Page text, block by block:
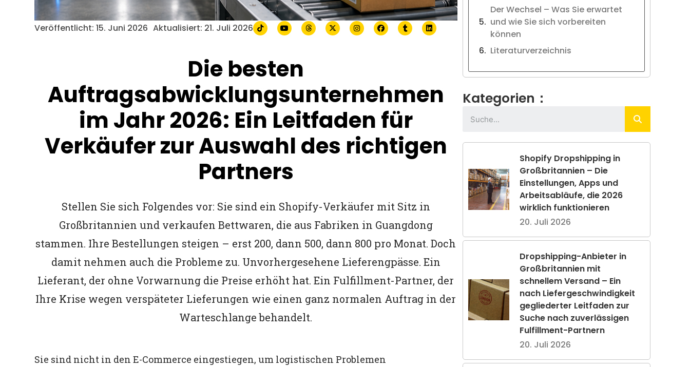
Veröffentlicht:15. Juni 2026 Aktualisiert: 21. Juli 2026
Die besten
Auftragsabwicklungsunternehmen
im Jahr 2026: Ein Leitfaden für
Verkäufer zur Auswahl des richtigen
Partners
Stellen Sie sich Folgendes vor: Sie sind ein Shopify-Verkäufer mit Sitz in
Großbritannien und verkaufen Bettwaren, die aus Fabriken in Guangdong
stammen. Ihre Bestellungen steigen – erst 200, dann 500, dann 800 pro Monat. Doch
damit nehmen auch die Probleme zu. Unvorhergesehene Lieferengpässe. Ein
Lieferant, der ohne Vorwarnung die Preise erhöht hat. Ein Fulfillment-Partner, der
Ihre Krise wegen verspäteter Lieferungen wie einen ganz normalen Auftrag in der
Warteschlange behandelt.
Sie sind nicht in den E-Commerce eingestiegen, um logistischen Problemen
Der Wechsel – Was Sie erwartet
und wie Sie sich vorbereiten
können
Literaturverzeichnis
Kategorien：
Shopify Dropshipping in
Großbritannien – Die
Einstellungen, Apps und
Arbeitsabläufe, die 2026
wirklich funktionieren
20. Juli 2026
Dropshipping-Anbieter in
Großbritannien mit
schnellem Versand – Ein
nach Liefergeschwindigkeit
gegliederter Leitfaden zur
Suche nach zuverlässigen
Fulfillment-Partnern
20. Juli 2026